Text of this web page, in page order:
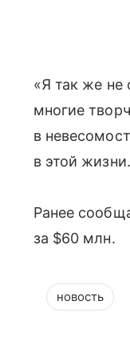
«Я так же не
многие
в
в этой
Ранее
за $60 млн.
новость